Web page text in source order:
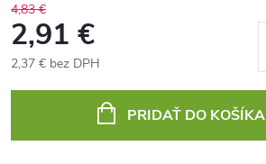
4,83 €
2,91 €
2,37 € bez DPH
PRIDAŤ DO KOŠÍKA